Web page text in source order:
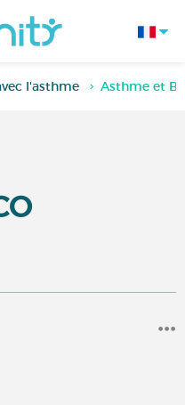
l'asthme Asthme et